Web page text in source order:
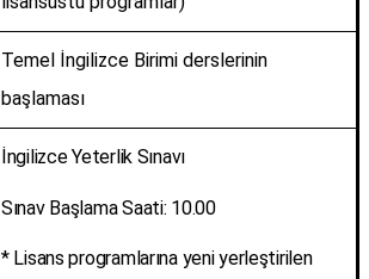
Temel İngilizce Birimi derslerinin
başlaması
İngilizce Yeterlik Sınavı
Sınav Başlama Saati: 10.00
* Lisans programlarına yeni yerleştirilen